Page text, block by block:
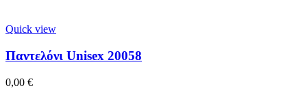
Quick view
Παντελόνι Unisex 20058
0,00 €